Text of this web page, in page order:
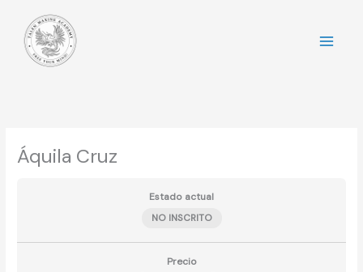
contenido
Áquila Cruz
Estado actual
NO INSCRITO
Precio